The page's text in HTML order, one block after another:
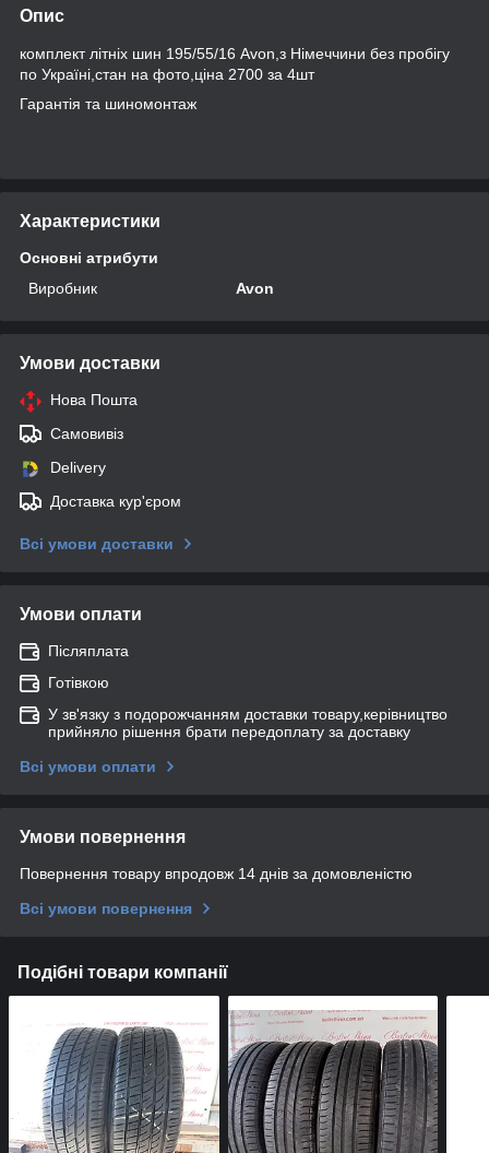
Опис
комплект літніх шин 195/55/16 Avon,з Німеччини без пробігу
по Україні,стан на фото,ціна 2700 за 4шт
Гарантія та шиномонтаж
Характеристики
Основні атрибути
Виробник
Avon
Умови доставки
Нова Пошта
Самовивіз
Delivery
Доставка кур'єром
Всі умови доставки
Умови оплати
Післяплата
Готівкою
У зв'язку з подорожчанням доставки товару,керівництво
прийняло рішення брати передоплату за доставку
Всі умови оплати
Умови повернення
Повернення товару впродовж 14 днів за домовленістю
Всі умови повернення
Подібні товари компанії